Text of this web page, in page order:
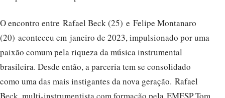
O encontro entre Rafael Beck (25) e Felipe Montanaro
(20) aconteceu em janeiro de 2023, impulsionado por uma
paixão comum pela riqueza da música instrumental
brasileira. Desde então, a parceria tem se consolidado
como uma das mais instigantes da nova geração. Rafael